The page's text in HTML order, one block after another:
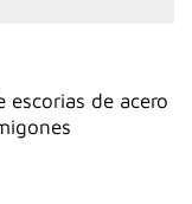
escorias de acero